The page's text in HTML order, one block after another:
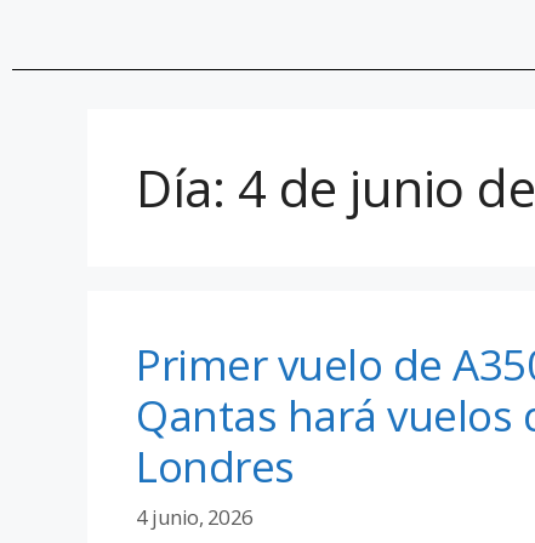
Día: 4 de junio
Primer vuelo de
Qantas hará vuelos
Londres
4 junio, 2026